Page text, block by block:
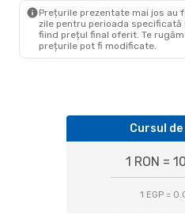
Prețurile prezentate mai jos au
zile pentru perioada
fiind prețul final oferit. Te
prețurile pot fi modificate.
Cursul
1 RON =
1 EGP =